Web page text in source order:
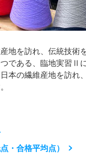
地を訪れ、伝統技術
である、臨地実習Ⅱ
本の繊維産地を訪れ
・合格平均点）